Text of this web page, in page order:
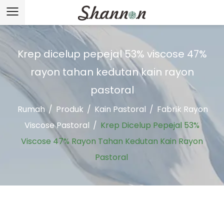
Krep dicelup pepejal 53% viscose 47%
rayon tahan kedutan kain rayon
pastoral
Rumah / Produk / Kain Pastoral / Fabrik Rayon
Viscose Pastoral / Krep Dicelup Pepejal 53%
Viscose 47% Rayon Tahan Kedutan Kain Rayon
Pastoral